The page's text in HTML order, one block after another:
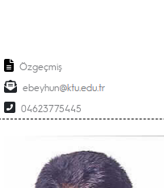
Özgeçmiş
ebeyhun
04623775445